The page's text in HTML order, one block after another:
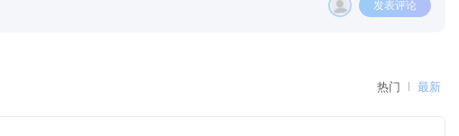
发表评论
热门 最新